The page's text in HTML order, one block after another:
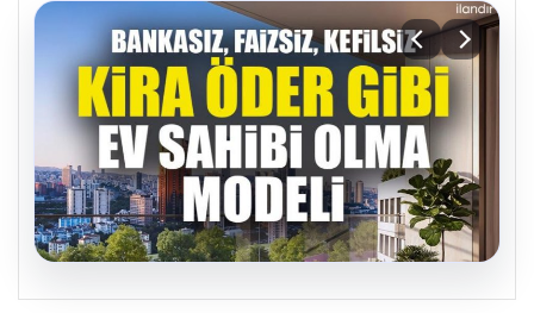
05.08.2026